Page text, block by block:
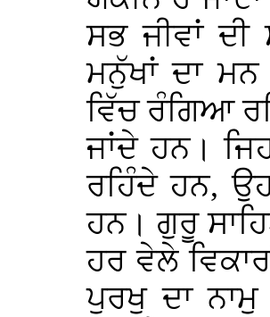
ਸਭ ਜੀਵਾਂ
ਮਨੁੱਖਾਂ ਦਾ ਮਨ
ਵਿੱਚ ਰੰਗਿਆ
ਜਾਂਦੇ ਹਨ।
ਰਹਿੰਦੇ ਹਨ,
ਹਨ। ਗੁਰੂ
ਹਰ ਵੇਲੇ
ਪੁਰਖੁ ਦਾ